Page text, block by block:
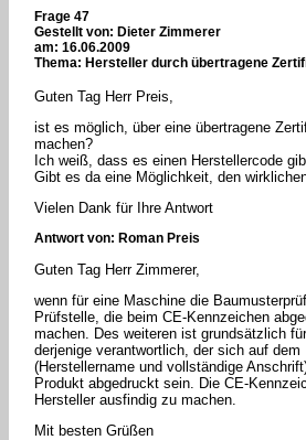
Frage 47
Gestellt von: Dieter Zimmerer
am: 16.06.2009
Thema: Hersteller durch übertragene
Guten Tag Herr Preis,
ist es möglich, über eine übertragene
machen?
Ich weiß, dass es einen Herstellercode
Gibt es da eine Möglichkeit, den
Vielen Dank für Ihre Antwort
Antwort von: Roman Preis
Guten Tag Herr Zimmerer,
wenn für eine Maschine die
Prüfstelle, die beim CE-Kennzeichen
machen. Des weiteren ist grundsätzlich
derjenige verantwortlich, der sich auf
(Herstellername und vollständige
Produkt abgedruckt sein. Die CE-
Hersteller ausfindig zu machen.
Mit besten Grüßen